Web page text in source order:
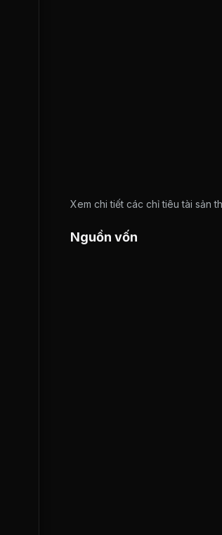
Xem chi tiết các chỉ tiêu tài sản
Nguồn vốn